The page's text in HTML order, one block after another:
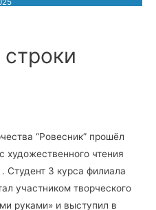
“Ровесник” прошёл
художественного чтения
Студент 3 курса филиала
участником творческого
руками» и выступил в